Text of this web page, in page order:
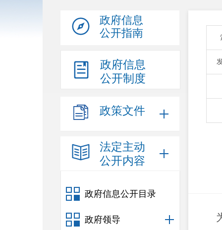
政府信息
公开指南
政府信息
公开制度
政策文件
法定主动
公开内容
政府信息公开目录
政府领导